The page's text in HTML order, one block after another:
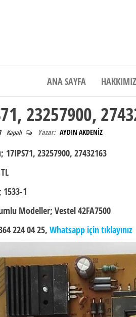
Akdeniz
ANA SAYFA
23257900,
Kapalı Yazar: AYDIN AKDENİZ
17IPS71, 23257900, 27432163
1533-1
Modeller; Vestel 42FA7500
224 04 25, Whatsapp için tıklayınız